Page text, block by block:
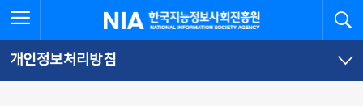
바로가기
바로가기
한국지능정보사회진흥원
개인정보처리방침